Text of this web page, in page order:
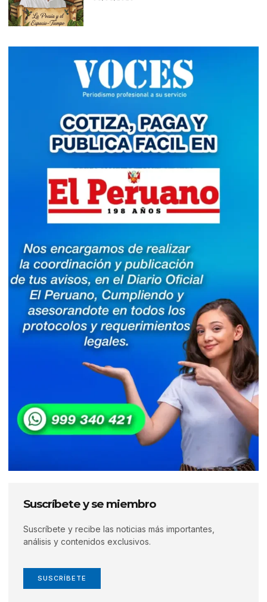
Suscríbete y se miembro
Suscríbete y recibe las noticias más importantes,
análisis y contenidos exclusivos.
SUSCRÍBETE